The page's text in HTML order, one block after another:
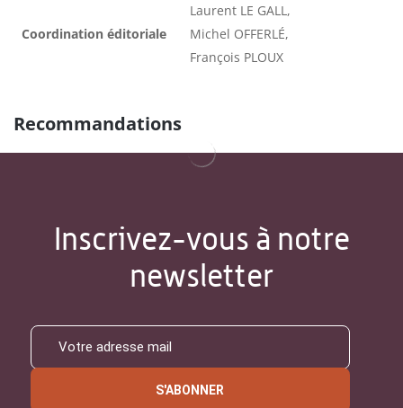
Coordination éditoriale
Laurent LE GALL,
Michel OFFERLÉ,
François PLOUX
Recommandations
Inscrivez-vous à notre
newsletter
S'ABONNER